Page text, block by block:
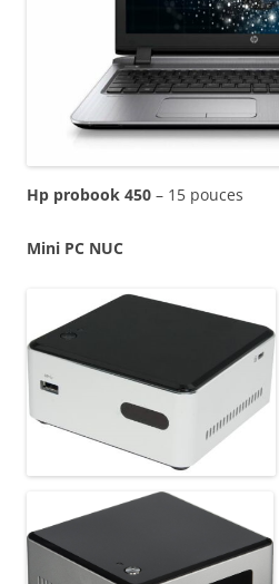
Hp probook 450 – 15 pouces
Mini PC NUC